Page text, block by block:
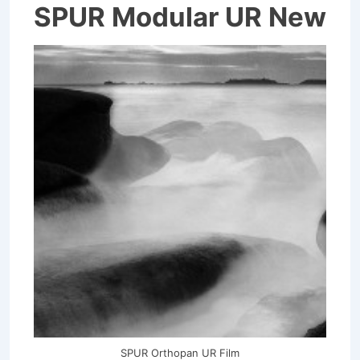
SPUR Modular UR New
SPUR Orthopan UR Film